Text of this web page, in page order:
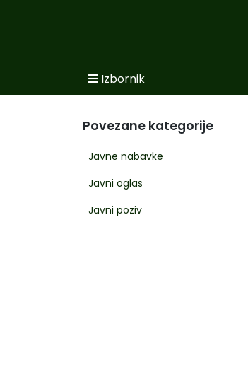
Izbornik
Novosti po kategorijama
Općinski načelnik
Povezane kategorije
Javne nabavke
Javni oglas
Javni poziv